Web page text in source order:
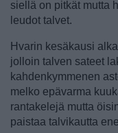
siellä on pitkät mutta
leudot talvet.
Hvarin kesäkausi
jolloin talven sateet
kahdenkymmenen
melko epävarma
rantakelejä mutta
paistaa talvikautta